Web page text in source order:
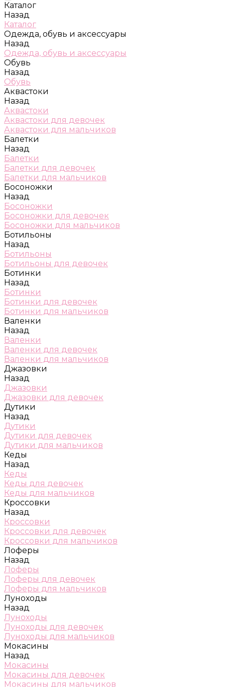
Каталог
Назад
Каталог
Одежда, обувь и аксессуары
Назад
Одежда, обувь и аксессуары
Обувь
Назад
Обувь
Аквастоки
Назад
Аквастоки
Аквастоки для девочек
Аквастоки для мальчиков
Балетки
Назад
Балетки
Балетки для девочек
Балетки для мальчиков
Босоножки
Назад
Босоножки
Босоножки для девочек
Босоножки для мальчиков
Ботильоны
Назад
Ботильоны
Ботильоны для девочек
Ботинки
Назад
Ботинки
Ботинки для девочек
Ботинки для мальчиков
Валенки
Назад
Валенки
Валенки для девочек
Валенки для мальчиков
Джазовки
Назад
Джазовки
Джазовки для девочек
Дутики
Назад
Дутики
Дутики для девочек
Дутики для мальчиков
Кеды
Назад
Кеды
Кеды для девочек
Кеды для мальчиков
Кроссовки
Назад
Кроссовки
Кроссовки для девочек
Кроссовки для мальчиков
Лоферы
Назад
Лоферы
Лоферы для девочек
Лоферы для мальчиков
Луноходы
Назад
Луноходы
Луноходы для девочек
Луноходы для мальчиков
Мокасины
Назад
Мокасины
Мокасины для девочек
Мокасины для мальчиков